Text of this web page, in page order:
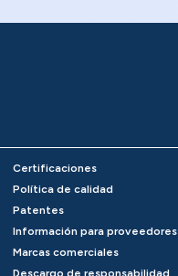
Certificaciones
Política de calidad
Patentes
Información para proveedores
Marcas comerciales